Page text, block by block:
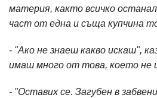
материя, както всичко
част от една и съща купчина
- "Ако не знаеш какво искаш",
имаш много от това, което не
- "Оставих се. Загубен в